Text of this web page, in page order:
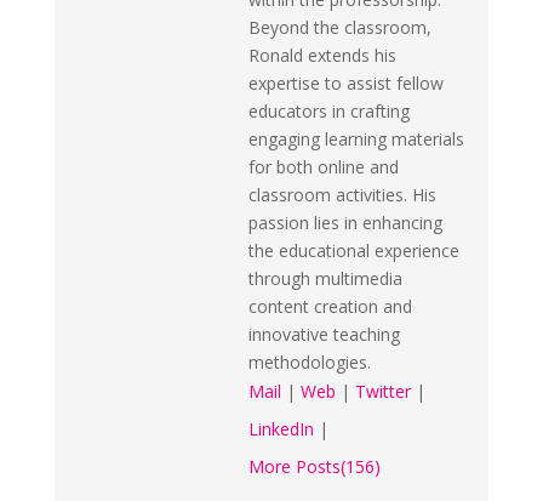
Beyond the classroom,
Ronald extends his
expertise to assist fellow
educators in crafting
engaging learning materials
for both online and
classroom activities. His
passion lies in enhancing
the educational experience
through multimedia
content creation and
innovative teaching
methodologies.
Mail | Web | Twitter|
LinkedIn |
More Posts(156)